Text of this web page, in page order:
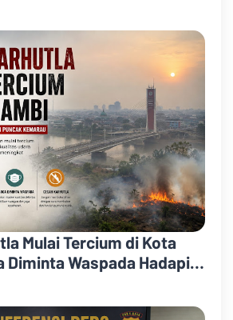
Mulai Tercium di Kota
Diminta Waspada Hadapi